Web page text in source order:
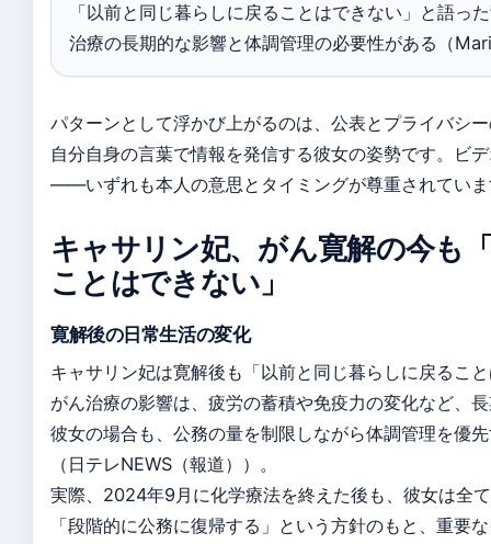
「以前と同じ暮らしに戻ることはできない」と語っ
治療の長期的な影響と体調管理の必要性がある（
パターンとして浮かび上がるのは、公表とプライバシ
自分自身の言葉で情報を発信する彼女の姿勢です。ビ
——いずれも本人の意思とタイミングが尊重されてい
キャサリン妃、がん寛解の今も
ことはできない」
寛解後の日常生活の変化
キャサリン妃は寛解後も「以前と同じ暮らしに戻るこ
がん治療の影響は、疲労の蓄積や免疫力の変化など、
彼女の場合も、公務の量を制限しながら体調管理を優
（日テレNEWS（報道））。
実際、2024年9月に化学療法を終えた後も、彼女は全
「段階的に公務に復帰する」という方針のもと、重要